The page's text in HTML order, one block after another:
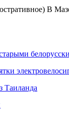
В
Таиланда